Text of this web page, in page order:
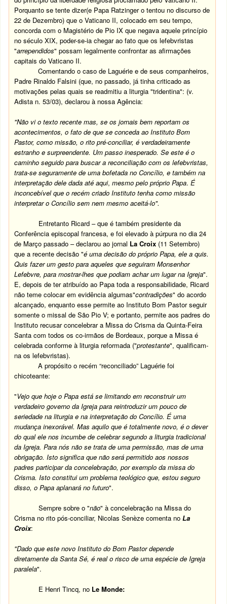
Porquanto se tente dizer(e Papa Ratzinger o tentou no discurso de
22 de Dezembro) que o Vaticano II, colocado em seu tempo,
concorda com o Magistério de Pio IX que negava aquele princípio
no século XIX, poder-se-ia chegar ao fato que os lefebvristas
"arrependidos" possam legalmente confrontar as afirmações
capitais do Vaticano II.
Comentando o caso de Laguérie e de seus companheiros,
Padre Rinaldo Falsini (que, no passado, já tinha criticado as
motivações pelas quais se readmitiu a liturgia "tridentina": (v.
Adista n. 53/03), declarou à nossa Agência:
"Não vi o texto recente mas, se os jornais bem reportam os
acontecimentos, o fato de que se conceda ao Instituto Bom
Pastor, como missão, o rito pré-conciliar, é verdadeiramente
estranho e surpreendente. Um passo inesperado. Se este é o
caminho seguido para buscar a reconciliação com os lefebvristas,
trata-se seguramente de uma bofetada no Concílio, e também na
interpretação dele dada até aqui,mesmo pelo próprio Papa.É
inconcebível que o recém criado Instituto tenha como missão
interpretar o Concílio sem nem mesmo aceitá-lo".
Entretanto Ricard – que é também presidente da
Conferência episcopal francesa, e foi elevado à púrpura no dia 24
de Março passado – declarou ao jornal La Croix (11 Setembro)
que a recente decisão "éuma decisão do próprio Papa, ele a quis.
Quis fazer um gesto para aqueles que seguiram Monsenhor
Lefebvre, para mostrar-lhes que podiam achar um lugar na Igreja".
E, depois de ter atribuído ao Papa toda a responsabilidade, Ricard
não teme colocar em evidência algumas"contradições" do acordo
alcançado, enquanto esse permite ao Instituto Bom Pastor seguir
somente o missal de São Pio V; e portanto, permite aos padres do
Instituto recusar concelebrar a Missa do Crisma da Quinta-Feira
Santa com todos os co-irmãos de Bordeaux, porque a Missa é
celebrada conforme à liturgia reformada ("protestante", qualificam-
na os lefebvristas).
A propósito o recém “reconciliado” Laguérie foi
chicoteante:
"Vejo que hoje o Papa está se limitando em reconstruir um
verdadeiro governo da Igreja para reintroduzir um pouco de
seriedade na liturgia e na interpretação do Concílio. É uma
mudança inexorável. Mas aquilo que é totalmente novo, é o dever
do qual ele nos incumbe de celebrar segundo a liturgia tradicional
da Igreja. Para nós não se trata de uma permissão, mas de uma
obrigação. Isto significa que não será permitido aos nossos
padres participar da concelebração, por exemplo da missa do
Crisma. Isto constitui um problema teológico que, estou seguro
disso, o Papa aplanará no futuro".
Sempre sobre o "não" à concelebração na Missa do
Crisma no rito pós-conciliar, Nicolas Senèze comenta noLa
Croix:
"Dado que este novo Instituto do Bom Pastor depende
diretamente da Santa Sé, é real o risco de uma espécie de Igreja
paralela".
E Henri Tincq, no Le Monde: